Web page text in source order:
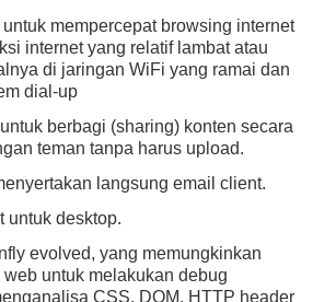
mempercepat browsing internet
internet yang relatif lambat atau
di jaringan WiFi yang ramai dan
dial-up
berbagi (sharing) konten secara
teman tanpa harus upload.
langsung email client.
untuk desktop.
evolved, yang memungkinkan
untuk melakukan debug
CSS, DOM, HTTP header